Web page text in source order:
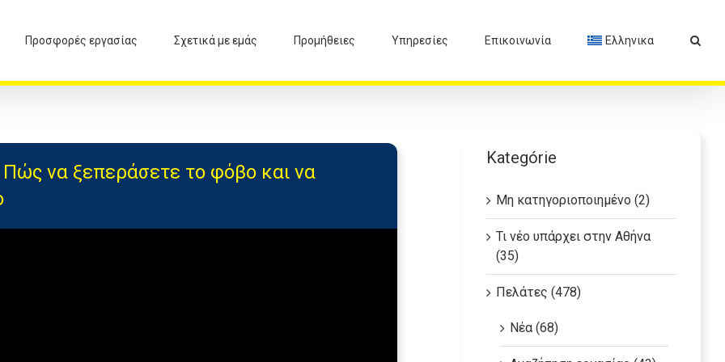
Προσφορές εργασίας Σχετικά με εμάς Προμήθειες Υπηρεσίες Επικοινωνία Ελληνικα
να ξεπεράσετε το φόβο και να
Kategórie
Μη κατηγοριοποιημένο (2)
Τι νέο υπάρχει στην Αθήνα
(35)
Πελάτες (478)
Νέα (68)